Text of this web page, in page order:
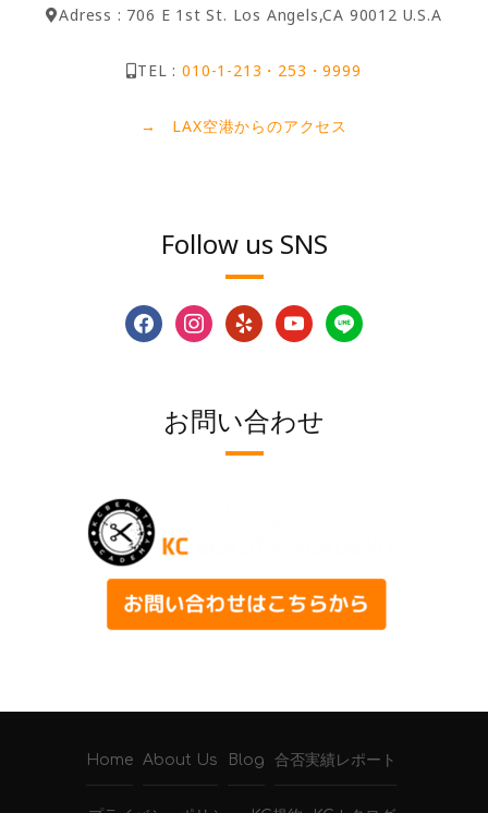
Adress : 706 E 1st St. Los Angels,CA 90012 U.S.A
TEL :010-1-213・253・9999
→ LAX空港からのアクセス
Follow us SNS
お問い合わせ
Home About Us Blog 合否実績レポート